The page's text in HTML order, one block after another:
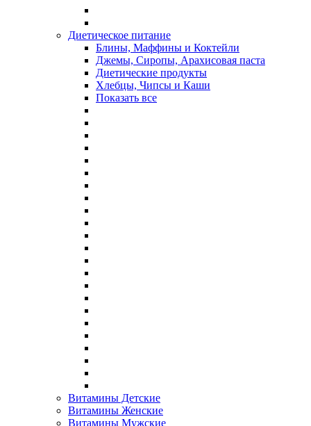
Диетическое питание
Блины, Маффины и Коктейли
Джемы, Сиропы, Арахисовая паста
Диетические продукты
Хлебцы, Чипсы и Каши
Показать все
Витамины Детские
Витамины Женские
Витамины Мужские